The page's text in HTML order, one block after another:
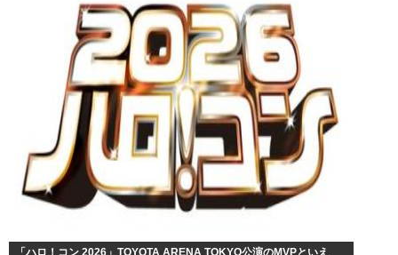
「ハロ！コン 2026」TOYOTA ARENA TOKYO公演のMVPといえ